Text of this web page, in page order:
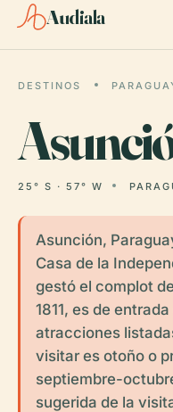
Audiala
DESTINOS
25° S · 57° W
Asunción,
Casa de la
gestó el complot
1811, es de
atracciones
visitar es otoño o
septiembre-
sugerida de la